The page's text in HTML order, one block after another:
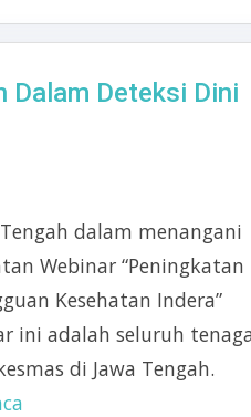
Dalam Deteksi Dini
dalam menangani
Webinar “Peningkatan
Kesehatan Indera”
ini adalah seluruh
di Jawa Tengah.